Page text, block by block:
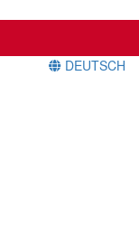
DEUTSCH